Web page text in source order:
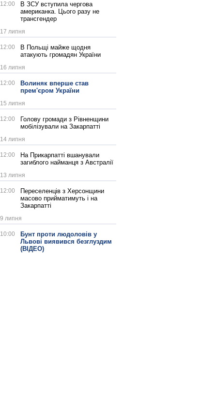
12:00
В ЗСУ вступила чергова
американка. Цього разу не
трансгендер
17 липня
12:00
В Польщі майже щодня
атакують громадян України
16 липня
12:00
Волиняк вперше став
прем'єром України
15 липня
12:00
Голову громади з Рівненщини
мобілізували на Закарпатті
14 липня
12:00
На Прикарпатті вшанували
загиблого найманця з Австралії
13 липня
12:00
Переселенців з Херсонщини
масово прийматимуть і на
Закарпатті
9 липня
10:00
Бунт проти людоловів у
Львові виявився безглуздим
(ВІДЕО)